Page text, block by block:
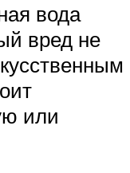
вода
вред не
или